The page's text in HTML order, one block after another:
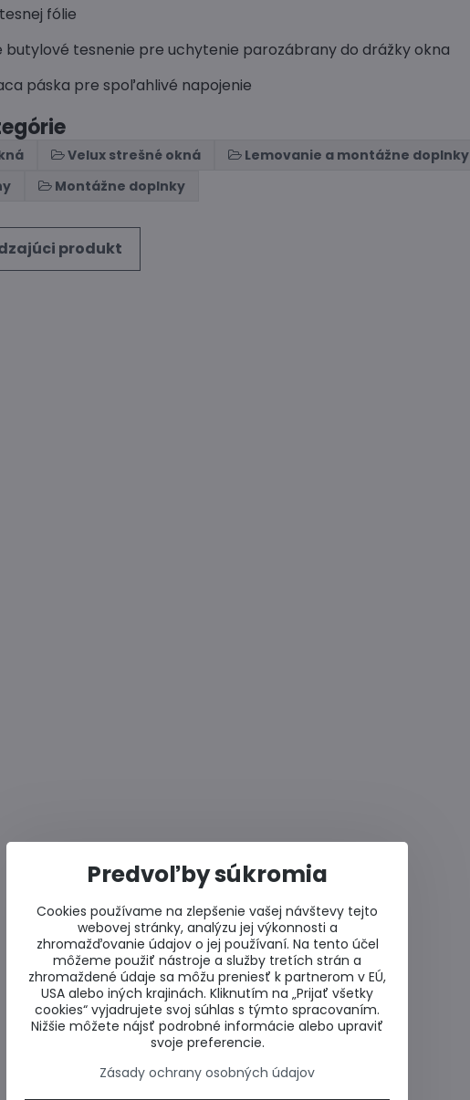
fólie
butylové tesnenie pre uchytenie parozábrany do drážky okna
páska pre spoľahlivé napojenie
Velux strešné okná
Lemovanie a montážne doplnky
Montážne doplnky
produkt
Predvoľby súkromia
Cookies používame na zlepšenie vašej návštevy tejto
webovej stránky, analýzu jej výkonnosti a
zhromažďovanie údajov o jej používaní. Na tento účel
môžeme použiť nástroje a služby tretích strán a
zhromaždené údaje sa môžu preniesť k partnerom v EÚ,
USA alebo iných krajinách. Kliknutím na „Prijať všetky
cookies“ vyjadrujete svoj súhlas s týmto spracovaním.
Nižšie môžete nájsť podrobné informácie alebo upraviť
svoje preferencie.
Zásady ochrany osobných údajov